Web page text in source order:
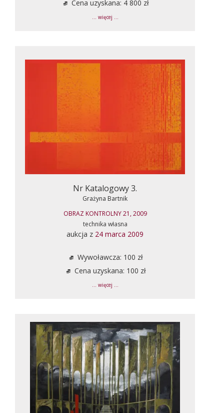
Cena uzyskana: 4 800 zł
... więcej ...
Nr Katalogowy 3.
Grażyna Bartnik
OBRAZ KONTROLNY 21, 2009
technika własna
aukcja z 24 marca 2009
Wywoławcza: 100 zł
Cena uzyskana: 100 zł
... więcej ...